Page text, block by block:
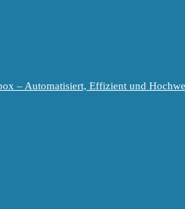
– Automatisiert, Effizient und